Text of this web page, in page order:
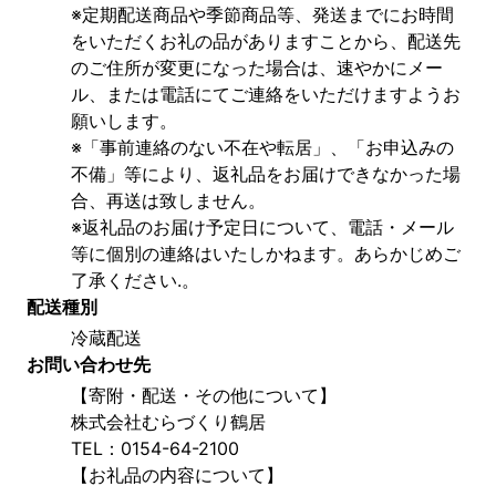
※定期配送商品や季節商品等、発送までにお時間
をいただくお礼の品がありますことから、配送先
のご住所が変更になった場合は、速やかにメー
ル、または電話にてご連絡をいただけますようお
願いします。
※「事前連絡のない不在や転居」、「お申込みの
不備」等により、返礼品をお届けできなかった場
合、再送は致しません。
※返礼品のお届け予定日について、電話・メール
等に個別の連絡はいたしかねます。あらかじめご
了承ください.。
配送種別
冷蔵配送
お問い合わせ先
【寄附・配送・その他について】
株式会社むらづくり鶴居
TEL：0154-64-2100
【お礼品の内容について】